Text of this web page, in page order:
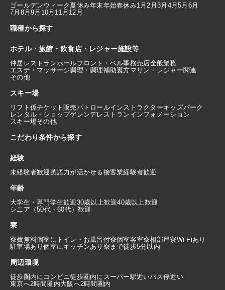
ゴールデンウィーク 夏休み年末年始春休み1月2月3月 4月5月 6月
7月 8月9月 10月 11月 12月
職種から探す
ホテル・旅館・飲食店・レジャー施設等
仲居 レストランホールフロント・ベル事務売店全般業務
エステ・マッサージ調理・調理補助裏方マリン・レジャー関連
その他
スキー場
リフト係チケット販売パトロールインストラクターキッズパーク
レンタル・ショップゲレンデレストラン インフォメーション
スキー場その他
こだわり条件から探す
経験
未経験者歓迎英語力が活かせる接客業経験者歓迎
年齢
大学生・専門学生歓迎30歳以上歓迎40歳以上歓迎
シニア（50代・60代）歓迎
寮
寮費無料個室にトイレ・お風呂付寮個室客室寮相部屋寮Wi-Fiあり
駐車場あり個室にキッチンあり 寮まで徒歩5分以内
周辺環境
徒歩圏内にコンビニ徒歩圏内にスーパー駅近いバス停近い
東京へ2時間圏内大阪へ2時間圏内